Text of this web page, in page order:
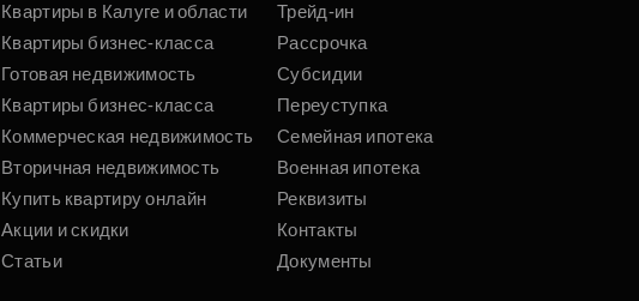
Квартиры в Калуге и области
Квартиры бизнес-класса
Готовая недвижимость
Квартиры бизнес-класса
Коммерческая недвижимость
Вторичная недвижимость
Купить квартиру онлайн
Акции и скидки
Статьи
Трейд-ин
Рассрочка
Субсидии
Переуступка
Семейная ипотека
Военная ипотека
Реквизиты
Контакты
Документы